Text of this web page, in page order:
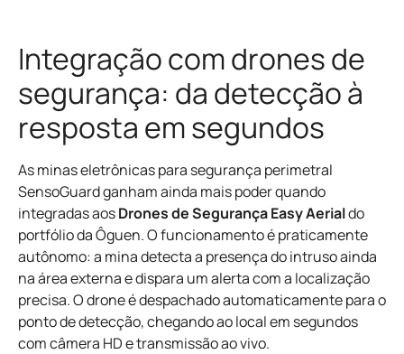
Integração com drones de
segurança: da detecção à
resposta em segundos
As minas eletrônicas para segurança perimetral
SensoGuard ganham ainda mais poder quando
integradas aosDrones de Segurança Easy Aerialdo
portfólio da Ôguen. O funcionamento é praticamente
autônomo: a mina detecta a presença do intruso ainda
na área externa e dispara um alerta com a localização
precisa. O drone é despachado automaticamente para o
ponto de detecção, chegando ao local em segundos
com câmera HD e transmissão ao vivo.